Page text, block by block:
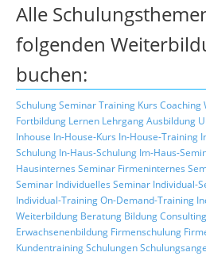
Alle
folgenden
buchen:
SchulungSeminarTraining Kurs Coaching
Fortbildung Lernen LehrgangAusbildung
Inhouse In-House-Kurs In-House-Training
Schulung In-Haus-Schulung Im-Haus-
Hausinternes Seminar Firmeninternes
Seminar Individuelles Seminar Individual-
Individual-TrainingOn-Demand-Training
Weiterbildung Beratung BildungConsulting
Erwachsenenbildung Firmenschulung
KundentrainingSchulungen